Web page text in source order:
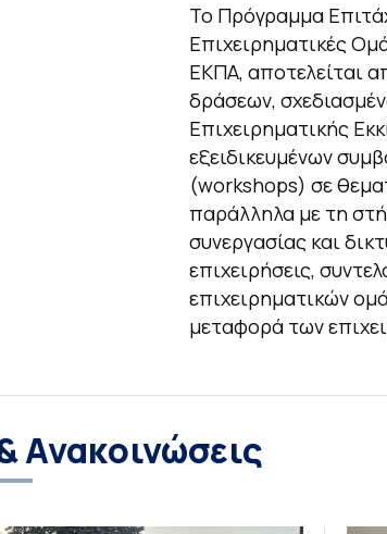
Το Πρόγραμμα
Επιχειρηματικές
ΕΚΠΑ, αποτελείται
δράσεων,
Επιχειρηματικής
εξειδικευμένων
(workshops) σε
παράλληλα με τη
συνεργασίας και
επιχειρήσεις,
επιχειρηματικών
μεταφορά των
Ανακοινώσεις